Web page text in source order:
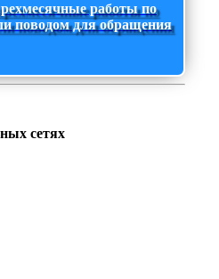
работы по
поводом для обращения
сетях